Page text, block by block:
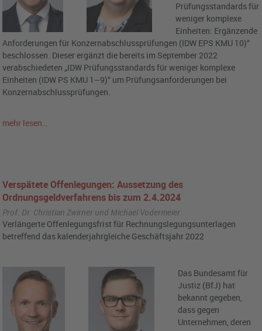
Prüfungsstandards für
weniger komplexe
Einheiten: Ergänzende
Anforderungen für Konzernabschlussprüfungen (IDW EPS KMU 10)“
beschlossen. Dieser ergänzt die bereits im September 2022
verabschiedeten „IDW Prüfungsstandards für weniger komplexe
Einheiten (IDW PS KMU 1–9)“ um Prüfungsanforderungen bei
Konzernabschlussprüfungen.
mehr lesen…
Verspätete Offenlegungen: Aussetzung des
Ordnungsgeldverfahrens bis zum 2.4.2024
Prof. Dr. Christian Zwirner und Michael Vodermeier
Verlängerte Offenlegungsfrist für Rechnungslegungsunterlagen
betreffend das kalenderjahrgleiche Geschäftsjahr 2022
Das Bundesamt für
Justiz (BfJ) hat
bekannt gegeben,
dass gegen
Unternehmen, deren